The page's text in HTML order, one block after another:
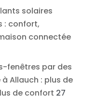
solaires
: confort,
connectée
fenêtres par des
Allauch : plus de
de confort 27